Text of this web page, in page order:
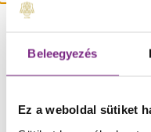
Beleegyezés
Ez a weboldal sütiket